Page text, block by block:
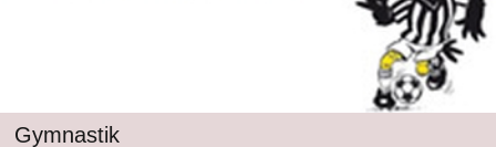
Gymnastik